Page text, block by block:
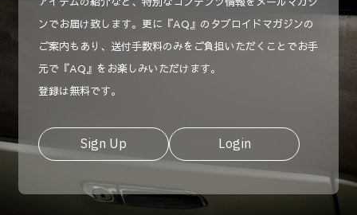
ンでお届け致します。更に『AQ』のタブロイドマガジンの
ご案内もあり、送付手数料のみをご負担いただくことでお手
元で『AQ』をお楽しみいただけます。
登録は無料です。
Sign Up Login